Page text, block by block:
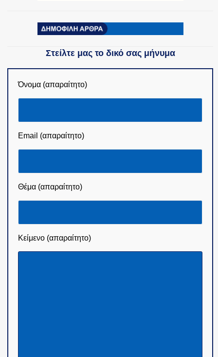
Στείλτε μας το δικό σας μήνυμα
Όνομα (απαραίτητο)
Email (απαραίτητο)
Θέμα (απαραίτητο)
Κείμενο (απαραίτητο)